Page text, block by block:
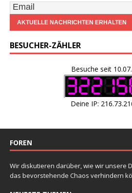
BESUCHER-ZÄHLER
Besuche seit
Deine IP:
FOREN
Wir diskutieren darüber, wie wir unsere
das bevorstehende Chaos verhindern